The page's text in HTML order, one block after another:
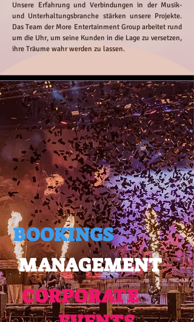
Unsere Erfahrung und Verbindungen in der Musik-
und Unterhaltungsbranche stärken unsere Projekte.
Das Team der More Entertainment Group arbeitet rund
um die Uhr, um seine Kunden in die Lage zu versetzen,
ihre Träume wahr werden zu lassen.
BOOKINGS
MANAGEMENT
CORPORATE